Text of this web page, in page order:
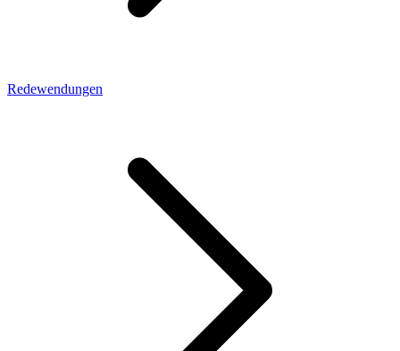
Redewendungen